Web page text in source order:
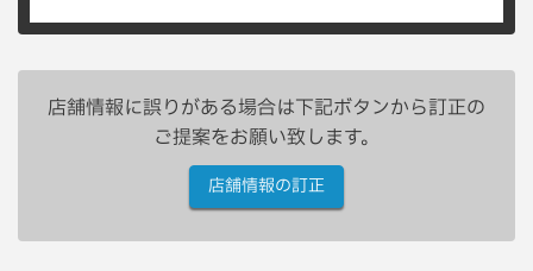
店舗情報に誤りがある場合は下記ボタンから訂正の
ご提案をお願い致します。
店舗情報の訂正